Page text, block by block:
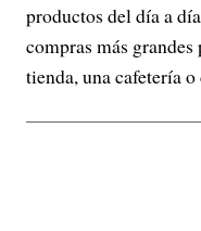
productos del día a
compras más
tienda, una cafetería